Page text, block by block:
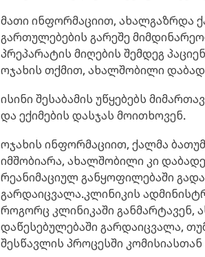
მათი ინფორმაციით, ახალგაზრდა
გართულებების გარეშე
პრეპარატის მიღების შემდეგ
ოჯახის თქმით, ახალშობილი
ისინი შესაბამის უწყებებს
და ექიმების დასჯას მოითხოვენ.
ოჯახის ინფორმაციით, ქალმა
იმშობიარა, ახალშობილი კი
რეანიმაციულ განყოფილებაში
გარდაიცვალა.კლინიკის
როგორც კლინიკაში განმარტავენ,
დაწესებულებაში გარდაიცვალა,
შესწავლის პროცესში